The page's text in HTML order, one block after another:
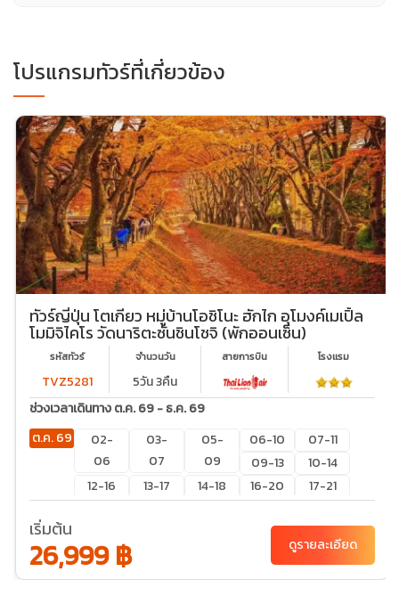
โปรแกรมทัวร์ที่เกี่ยวข้อง
ทัวร์ญี่ปุ่น โตเกียว หมู่บ้านโอชิโนะ ฮักไก อุโมงค์เมเปิ้ล
โมมิจิไคโร วัดนาริตะซันชินโชจิ (พักออนเซ็น)
รหัสทัวร์
TVZ5281
จำนวนวัน
5วัน 3คืน
สายการบิน โรงเเรม
ช่วงเวลาเดินทาง ต.ค. 69 - ธ.ค. 69
ต.ค. 69
02-
06
03-
07
05-
09
06-10
07-11
09-13
10-14
12-16
13-17 14-18 16-20
17-21
28-01
29-
02
31-04
เริ่มต้น
26,999 ฿ ดูรายละเอียด